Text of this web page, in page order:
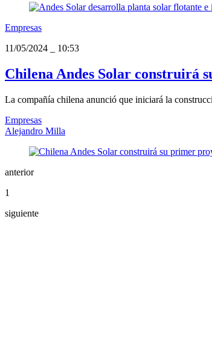
Empresas
11/05/2024
10:53
Chilena Andes Solar construirá
La compañía chilena anunció que iniciará la
Empresas
Alejandro Milla
anterior
1
siguiente